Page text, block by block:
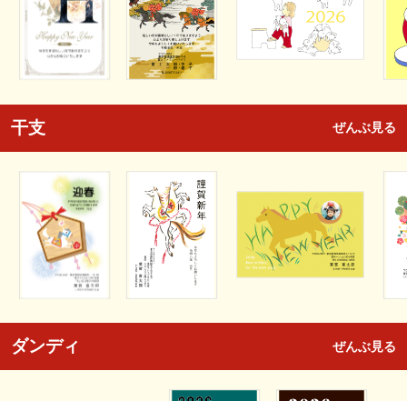
干支 ぜんぶ見る
ダンディ ぜんぶ見る